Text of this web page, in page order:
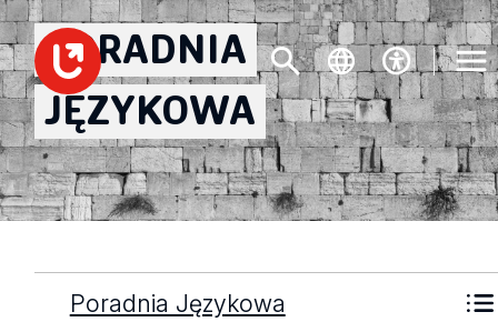
PORADNIA
JĘZYKOWA
Poradnia Językowa